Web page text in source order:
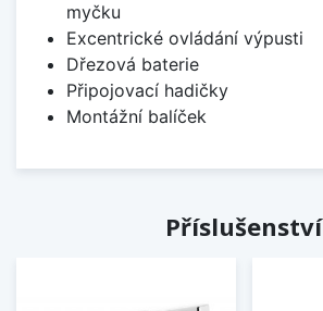
myčku
Excentrické ovládání výpusti
Dřezová baterie
Připojovací hadičky
Montážní balíček
Příslušenství